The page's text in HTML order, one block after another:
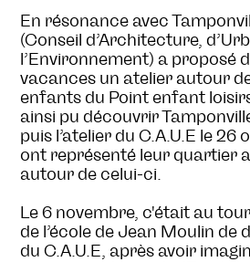
En résonance avec
(Conseil d’Architecture,
l’Environnement) a proposé
vacances un atelier autour
enfants du Point enfant
ainsi pu découvrir
puis l’atelier du C.A.U.E le 26
ont représenté leur quartier
autour de celui-ci.
Le 6 novembre, c'était au
de l’école de Jean Moulin de
du C.A.U.E, après avoir